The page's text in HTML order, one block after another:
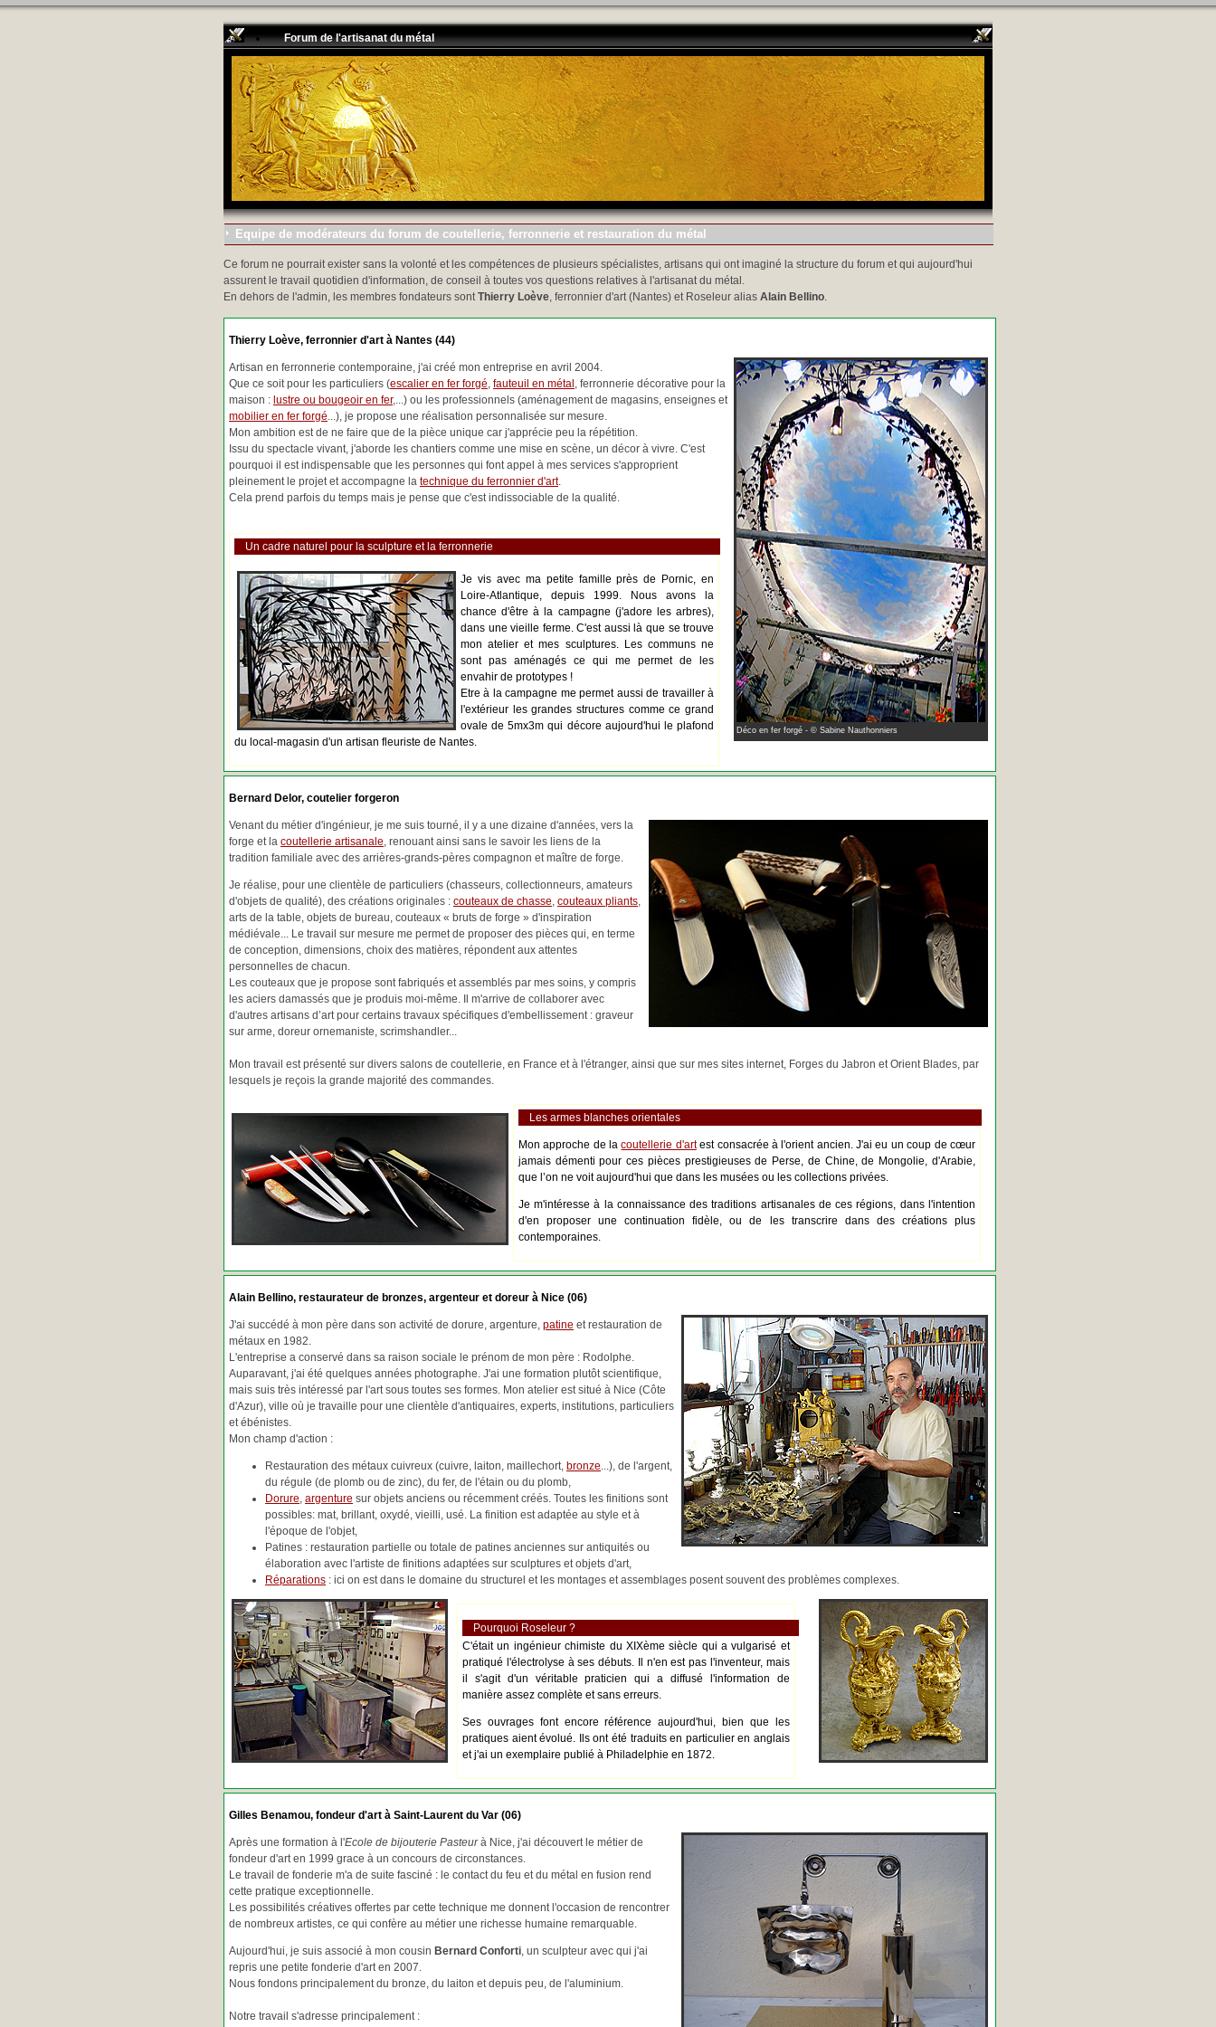
Forum de l'artisanat du métal
Equipe de modérateurs du forum de coutellerie, ferronnerie et restauration du métal
Ce forum ne pourrait exister sans la volonté et les compétences de plusieurs spécialistes, artisans qui ont imaginé la structure du forum et qui aujourd'hui
assurent le travail quotidien d'information, de conseil à toutes vos questions relatives à l'artisanat du métal.
En dehors de l'admin, les membres fondateurs sontThierry Loève, ferronnier d'art (Nantes) et Roseleur alias Alain Bellino.
Thierry Loève, ferronnier d'art à Nantes (44)
Déco en fer forgé - © Sabine Nauthonniers
Artisan en ferronnerie contemporaine, j'ai créé mon entreprise en avril 2004.
Que ce soit pour les particuliers (escalier en fer forgé, fauteuil en métal , ferronnerie décorative pour la
maison : lustre ou bougeoir en fer,...) ou les professionnels (aménagement de magasins, enseignes et
mobilier en fer forgé...), je propose une réalisation personnalisée sur mesure.
Mon ambition est de ne faire que de la pièce unique car j'apprécie peu la répétition.
Issu du spectacle vivant, j'aborde les chantiers comme une mise en scène, un décor à vivre. C'est
pourquoi il est indispensable que les personnes qui font appel à mes services s'approprient
pleinement le projet et accompagne la technique du ferronnier d'art.
Cela prend parfois du temps mais je pense que c'est indissociable de la qualité.
Un cadre naturel pour la sculpture et la ferronnerie
Je vis avec ma petite famille près de Pornic, en
Loire-Atlantique, depuis 1999. Nous avons la
chance d'être à la campagne (j'adore les arbres),
dans une vieille ferme. C'est aussi là que se trouve
mon atelier et mes sculptures. Les communs ne
sont pas aménagés ce qui me permet de les
envahir de prototypes !
Etre à la campagne me permet aussi de travailler à
l'extérieur les grandes structures comme ce grand
ovale de 5mx3m qui décore aujourd'hui le plafond
du local-magasin d'un artisan fleuriste de Nantes.
Bernard Delor, coutelier forgeron
Venant du métier d'ingénieur, je me suis tourné, il y a une dizaine d'années, vers la
forge et la coutellerie artisanale, renouant ainsi sans le savoir les liens de la
tradition familiale avec des arrières-grands-pères compagnon et maître de forge.
Je réalise, pour une clientèle de particuliers (chasseurs, collectionneurs, amateurs
d'objets de qualité), des créations originales : couteaux de chasse, couteaux pliants,
arts de la table, objets de bureau, couteaux « bruts de forge » d'inspiration
médiévale... Le travail sur mesure me permet de proposer des pièces qui, en terme
de conception, dimensions, choix des matières, répondent aux attentes
personnelles de chacun.
Les couteaux que je propose sont fabriqués et assemblés par mes soins, y compris
les aciers damassés que je produis moi-même. Il m'arrive de collaborer avec
d'autres artisans d’art pour certains travaux spécifiques d'embellissement : graveur
sur arme, doreur ornemaniste, scrimshandler...
Mon travail est présenté sur divers salons de coutellerie, en France et à l'étranger, ainsi que sur mes sites internet, Forges du Jabron et Orient Blades, par
lesquels je reçois la grande majorité des commandes.
Les armes blanches orientales
Mon approche de lacoutellerie d'artest consacrée à l'orient ancien. J'ai eu un coup de cœur
jamais démenti pour ces pièces prestigieuses de Perse, de Chine, de Mongolie, d'Arabie,
que l’on ne voit aujourd'hui que dans les musées ou les collections privées.
Je m'intéresse à la connaissance des traditions artisanales de ces régions, dans l'intention
d'en proposer une continuation fidèle, ou de les transcrire dans des créations plus
contemporaines.
Alain Bellino, restaurateur de bronzes, argenteur et doreur à Nice (06)
J'ai succédé à mon père dans son activité de dorure, argenture, patine et restauration de
métaux en 1982.
L'entreprise a conservé dans sa raison sociale le prénom de mon père : Rodolphe.
Auparavant, j'ai été quelques années photographe. J'ai une formation plutôt scientifique,
mais suis très intéressé par l'art sous toutes ses formes. Mon atelier est situé à Nice (Côte
d'Azur), ville où je travaille pour une clientèle d'antiquaires, experts, institutions, particuliers
et ébénistes.
Mon champ d'action :
Restauration des métaux cuivreux (cuivre, laiton, maillechort, bronze...), de l'argent,
du régule (de plomb ou de zinc), du fer, de l'étain ou du plomb,
Dorure, argenture sur objets anciens ou récemment créés. Toutes les finitions sont
possibles: mat, brillant, oxydé, vieilli, usé. La finition est adaptée au style et à
l'époque de l'objet,
Patines : restauration partielle ou totale de patines anciennes sur antiquités ou
élaboration avec l'artiste de finitions adaptées sur sculptures et objets d'art,
Réparations : ici on est dans le domaine du structurel et les montages et assemblages posent souvent des problèmes complexes.
Pourquoi Roseleur ?
C'était un ingénieur chimiste du XIXème siècle qui a vulgarisé et
pratiqué l'électrolyse à ses débuts. Il n'en est pas l'inventeur, mais
il s'agit d'un véritable praticien qui a diffusé l'information de
manière assez complète et sans erreurs.
Ses ouvrages font encore référence aujourd'hui, bien que les
pratiques aient évolué. Ils ont été traduits en particulier en anglais
et j'ai un exemplaire publié à Philadelphie en 1872.
Gilles Benamou, fondeur d'art à Saint-Laurent du Var (06)
Après une formation à l'Ecole de bijouterie Pasteurà Nice, j'ai découvert le métier de
fondeur d'art en 1999 grace à un concours de circonstances.
Le travail de fonderie m'a de suite fasciné : le contact du feu et du métal en fusion rend
cette pratique exceptionnelle.
Les possibilités créatives offertes par cette technique me donnent l'occasion de rencontrer
de nombreux artistes, ce qui confère au métier une richesse humaine remarquable.
Aujourd'hui, je suis associé à mon cousin Bernard Conforti, un sculpteur avec qui j'ai
repris une petite fonderie d'art en 2007.
Nous fondons principalement du bronze, du laiton et depuis peu, de l'aluminium.
Notre travail s'adresse principalement :